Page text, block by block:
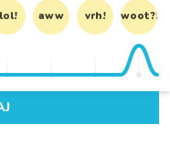
lol! aww vrh! woot?!